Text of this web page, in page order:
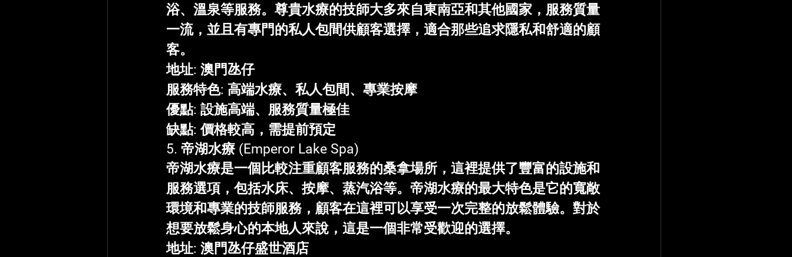
浴、溫泉等服務。尊貴水療的技師大多來自東南亞和其他國家，服務質量
一流，並且有專門的私人包間供顧客選擇，適合那些追求隱私和舒適的顧
客。
地址: 澳門氹仔
服務特色: 高端水療、私人包間、專業按摩
優點: 設施高端、服務質量極佳
缺點: 價格較高，需提前預定
5. 帝湖水療 (Emperor Lake Spa)
帝湖水療是一個比較注重顧客服務的桑拿場所，這裡提供了豐富的設施和
服務選項，包括水床、按摩、蒸汽浴等。帝湖水療的最大特色是它的寬敞
環境和專業的技師服務，顧客在這裡可以享受一次完整的放鬆體驗。對於
想要放鬆身心的本地人來說，這是一個非常受歡迎的選擇。
地址: 澳門氹仔盛世酒店